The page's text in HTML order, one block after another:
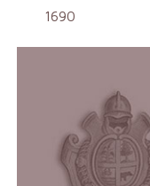
1690